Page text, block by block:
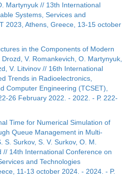
Martynyuk // 13th International
Systems, Services and
2023, Athens, Greece, 13-15 october
in the Components of Modern
V. Romankevich, O. Martynyuk,
V. Litvinov // 16th International
Trends in Radioelectronics,
Computer Engineering (TCSET),
26 February 2022. - 2022. - Р. 222-
Time for Numerical Simulation of
Queue Management in Multi-
S. Surkov, S. V. Surkov, O. M.
// 14th International Conference on
and Technologies
11-13 october 2024. - 2024. - P.